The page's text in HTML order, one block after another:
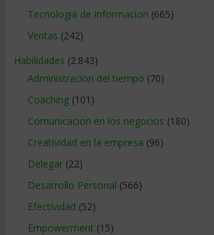
Tecnologia de Informacion (665)
Ventas (242)
Habilidades (2.843)
Administracion del tiempo (70)
Coaching(101)
Comunicacion en los negocios (180)
Creatividad en la empresa (96)
Delegar(22)
Desarrollo Personal (566)
Efectividad (52)
Empowerment (15)